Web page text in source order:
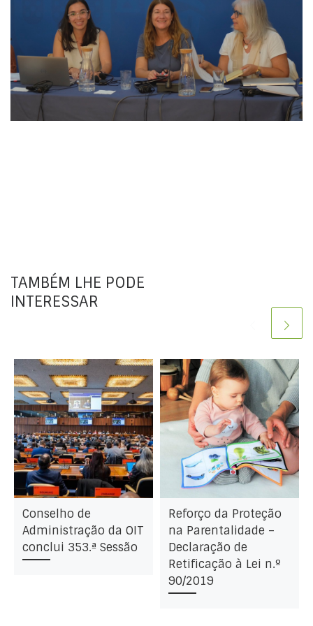
TAMBÉM LHE PODE
INTERESSAR
Conselho de
Administração da OIT
conclui 353.ª Sessão
Reforço da Proteção
na Parentalidade –
Declaração de
Retificação à Lei n.º
90/2019